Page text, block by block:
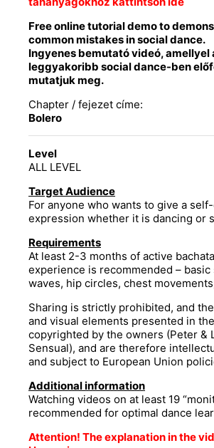
Bolero
(FREE
/
INGYENES)
quantity
Free online tutorial demo to
common mistakes in social dance.
Ingyenes bemutató videó, amellyel
leggyakoribb social dance-ben
mutatjuk meg.
Chapter / fejezet címe:
Bolero
Level
ALL LEVEL
Target Audience
For anyone who wants to give a
expression whether it is dancing or
Requirements
At least 2-3 months of active
experience is recommended – basic
waves, hip circles, chest
Sharing is strictly prohibited, and
and visual elements presented in
copyrighted by the owners (Peter &
Sensual), and are therefore
and subject to European Union
Additional information
Watching videos on at least 19
recommended for optimal dance
Attention! The explanation in the